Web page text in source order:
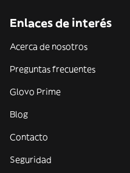
Enlaces de interés
Acerca de nosotros
Preguntas frecuentes
Glovo Prime
Blog
Contacto
Seguridad